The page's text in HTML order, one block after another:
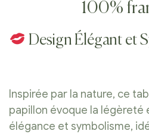
100%
Design Élégant et
Inspirée par la nature, ce
papillon évoque la légèreté
élégance et symbolisme,